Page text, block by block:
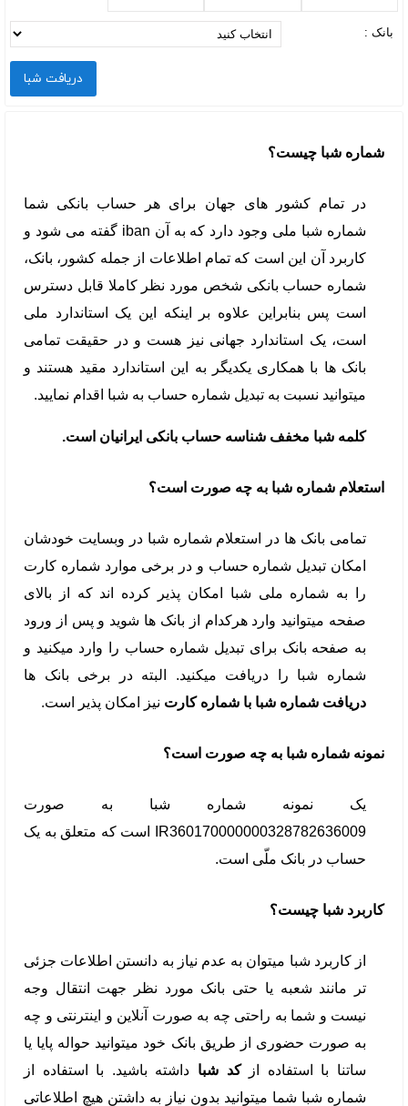
بانک :
شماره شبا چیست؟
در تمام کشور های جهان برای هر حساب بانکی شما
شماره شبا ملی وجود دارد که به آن iban گفته می شود و
کاربرد آن این است که تمام اطلاعات از جمله کشور، بانک،
شماره حساب بانکی شخص مورد نظر کاملا قابل دسترس
است پس بنابراین علاوه بر اینکه این یک استاندارد ملی
است، یک استاندارد جهانی نیز هست و در حقیقت تمامی
بانک ها با همکاری یکدیگر به این استاندارد مقید هستند و
میتوانید نسبت به تبدیل شماره حساب به شبا اقدام نمایید.
کلمه شبا مخفف شناسه حساب بانکی ایرانیان است.
استعلام شماره شبا به چه صورت است؟
تمامی بانک ها در استعلام شماره شبا در وبسایت خودشان
امکان تبدیل شماره حساب و در برخی موارد شماره کارت
را به شماره ملی شبا امکان پذیر کرده اند که از بالای
صفحه میتوانید وارد هرکدام از بانک ها شوید و پس از ورود
به صفحه بانک برای تبدیل شماره حساب را وارد میکنید و
شماره شبا را دریافت میکنید. البته در برخی بانک ها
دریافت شماره شبا با شماره کارت نیز امکان پذیر است.
نمونه شماره شبا به چه صورت است؟
یک نمونه شماره شبا به صورت
IR360170000000328782636009 است که متعلق به یک
حساب در بانک ملّی است.
کاربرد شبا چیست؟
از کاربرد شبا میتوان به عدم نیاز به دانستن اطلاعات جزئی
تر مانند شعبه یا حتی بانک مورد نظر جهت انتقال وجه
نیست و شما به راحتی چه به صورت آنلاین و اینترنتی و چه
به صورت حضوری از طریق بانک خود میتوانید حواله پایا یا
ساتنا با استفاده ازکد شبا داشته باشید. با استفاده از
شماره شبا شما میتوانید بدون نیاز به داشتن هیچ اطلاعاتی